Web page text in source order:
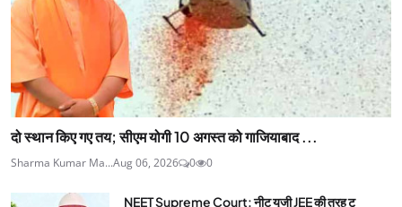
दो स्थान किए गए तय; सीएम योगी 10 अगस्त को गाजियाबाद ...
Sharma Kumar Ma...Aug 06, 2026 0 0
NEET Supreme Court: नीट यूजी JEE की तरह टू